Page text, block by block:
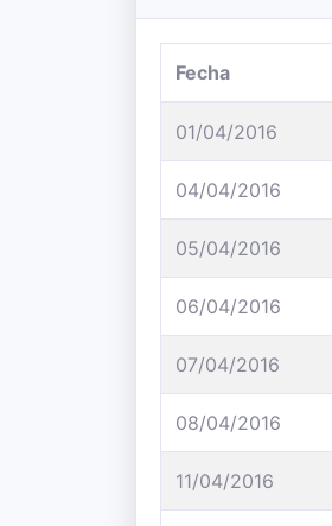
Fecha
01/04/2016
04/04/2016
05/04/2016
06/04/2016
07/04/2016
08/04/2016
11/04/2016